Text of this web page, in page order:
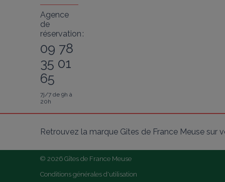
Agence
de
réservation :
09 78
35 01
65
7j/7 de 9h à
20h
Retrouvez la marque Gîtes de France Meuse sur
© 2026 Gîtes de France Meuse
Conditions générales d'utilisation